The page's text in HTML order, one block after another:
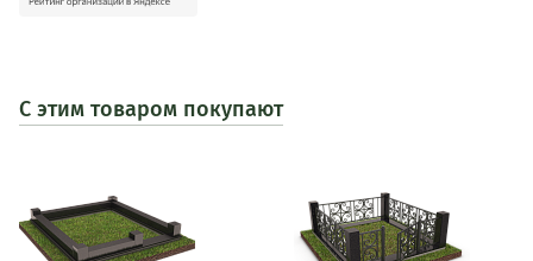
С этим товаром покупают